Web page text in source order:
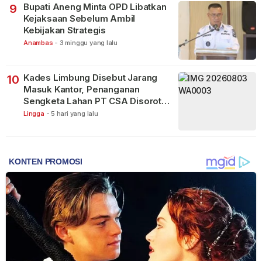
9
Bupati Aneng Minta OPD Libatkan
Kejaksaan Sebelum Ambil
Kebijakan Strategis
Anambas - 3 minggu yang lalu
10 Kades Limbung Disebut Jarang
Masuk Kantor, Penanganan
Sengketa Lahan PT CSA Disorot
Warga
Lingga - 5 hari yang lalu